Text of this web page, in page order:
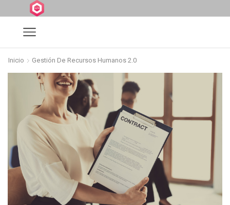
Inicio Gestión De Recursos Humanos 2.0